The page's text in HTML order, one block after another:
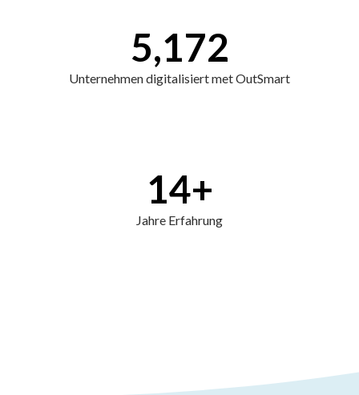
5,172
Unternehmen digitalisiert met OutSmart
14+
Jahre Erfahrung